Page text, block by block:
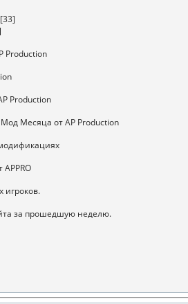
[33]
Production
Production
Месяца от AP Production
за прошедшую неделю.